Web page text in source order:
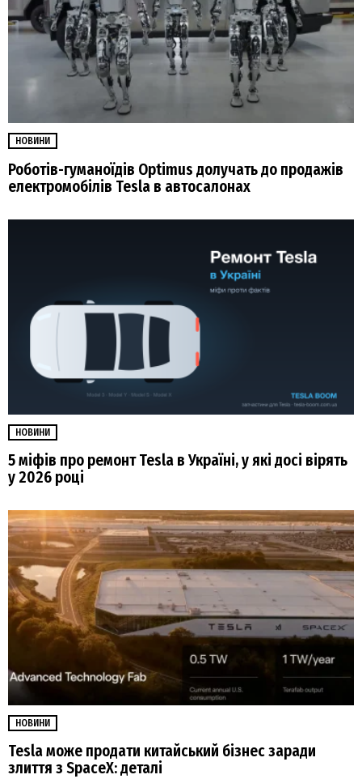
НОВИНИ
Роботів-гуманоїдів Optimus долучать до продажів
електромобілів Tesla в автосалонах
НОВИНИ
5 міфів про ремонт Tesla в Україні, у які досі вірять
у 2026 році
НОВИНИ
Tesla може продати китайський бізнес заради
злиття з SpaceX: деталі